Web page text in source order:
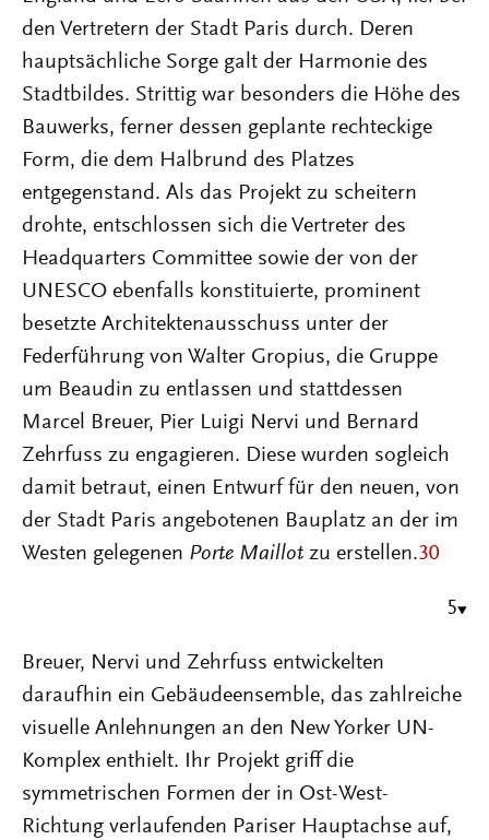
den Vertretern der Stadt Paris durch. Deren
hauptsächliche Sorge galt der Harmonie des
Stadtbildes. Strittig war besonders die Höhe des
Bauwerks, ferner dessen geplante rechteckige
Form, die dem Halbrund des Platzes
entgegenstand. Als das Projekt zu scheitern
drohte, entschlossen sich die Vertreter des
Headquarters Committee sowie der von der
UNESCO ebenfalls konstituierte, prominent
besetzte Architektenausschuss unter der
Federführung von Walter Gropius, die Gruppe
um Beaudin zu entlassen und stattdessen
Marcel Breuer, Pier Luigi Nervi und Bernard
Zehrfuss zu engagieren. Diese wurden sogleich
damit betraut, einen Entwurf für den neuen, von
der Stadt Paris angebotenen Bauplatz an der im
Westen gelegenen Porte Maillot zu erstellen.30
5
Breuer, Nervi und Zehrfuss entwickelten
daraufhin ein Gebäudeensemble, das zahlreiche
visuelle Anlehnungen an den New Yorker UN-
Komplex enthielt. Ihr Projekt griff die
symmetrischen Formen der in Ost-West-
Richtung verlaufenden Pariser Hauptachse auf,